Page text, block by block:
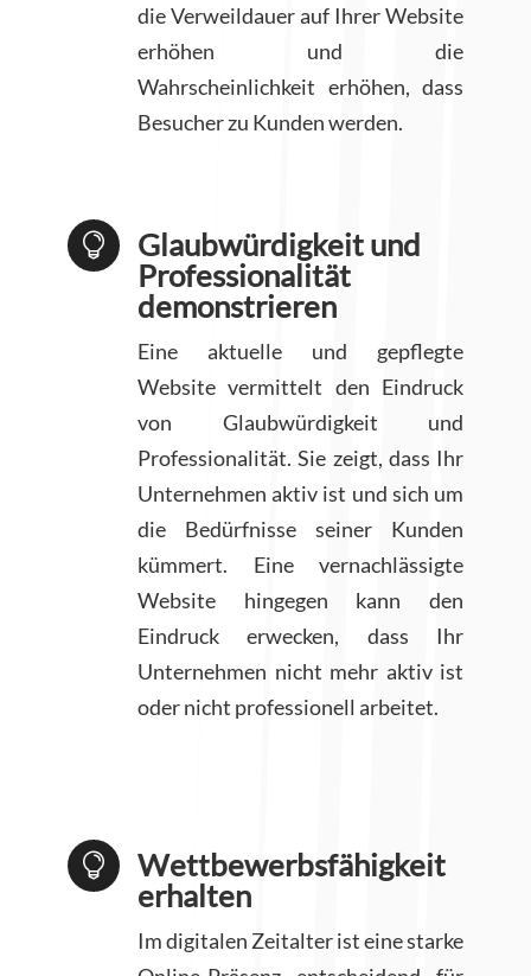
die Verweildauer auf Ihrer Website
erhöhen und die
Wahrscheinlichkeit erhöhen, dass
Besucher zu Kunden werden.

Glaubwürdigkeit und
Professionalität
demonstrieren
Eine aktuelle und gepflegte
Website vermittelt den Eindruck
von Glaubwürdigkeit und
Professionalität. Sie zeigt, dass Ihr
Unternehmen aktiv ist und sich um
die Bedürfnisse seiner Kunden
kümmert. Eine vernachlässigte
Website hingegen kann den
Eindruck erwecken, dass Ihr
Unternehmen nicht mehr aktiv ist
oder nicht professionell arbeitet.

Wettbewerbsfähigkeit
erhalten
Im digitalen Zeitalter ist eine starke